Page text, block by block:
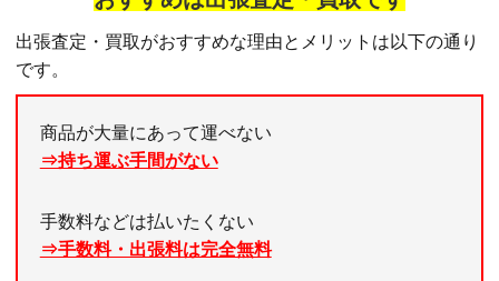
出張査定・買取がおすすめな理由とメリットは以下の通り
です。
商品が大量にあって運べない
⇒持ち運ぶ手間がない
手数料などは払いたくない
⇒手数料・出張料は完全無料